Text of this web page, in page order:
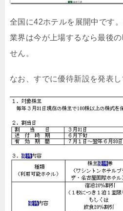
全国に42ホテルを展開中です
業界は今が上場するなら最後
せん。
なお、すでに優待新設を発表し